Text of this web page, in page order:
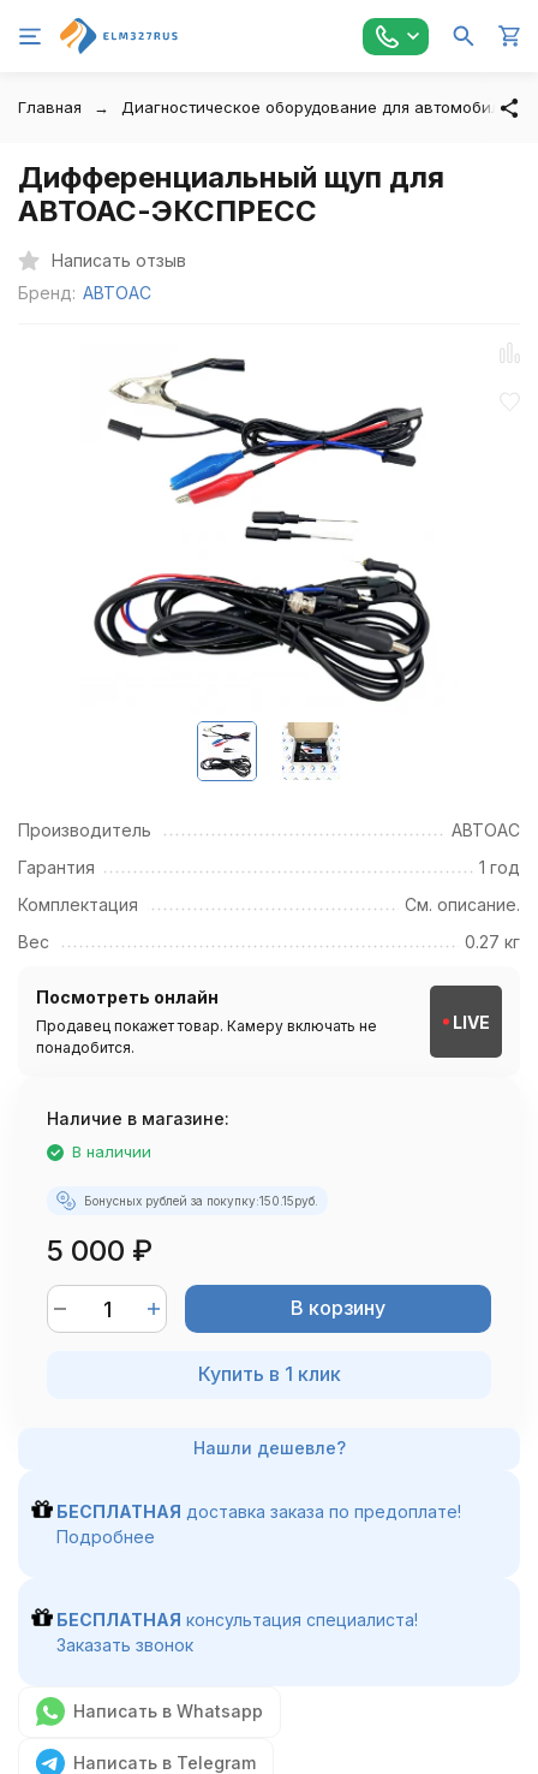
Главная Диагностическое оборудование для автомобилей
Дифференциальный щуп для
АВТОАС-ЭКСПРЕСС
Написать отзыв
Бренд: АВТОАС
Производитель
АВТОАС
Гарантия
1 год
Комплектация
См. описание.
Вес
0.27 кг
Посмотреть онлайн
Продавец покажет товар. Камеру включать не
понадобится.
LIVE
Наличие в магазине:
В наличии
Бонусных рублей за покупку:150.15руб.
5 000 ₽
В корзину
Купить в 1 клик
БЕСПЛАТНАЯ доставка заказа по предоплате!
Подробнее
БЕСПЛАТНАЯ консультация специалиста!
Заказать звонок
Написать в Whatsapp
Написать в Telegram